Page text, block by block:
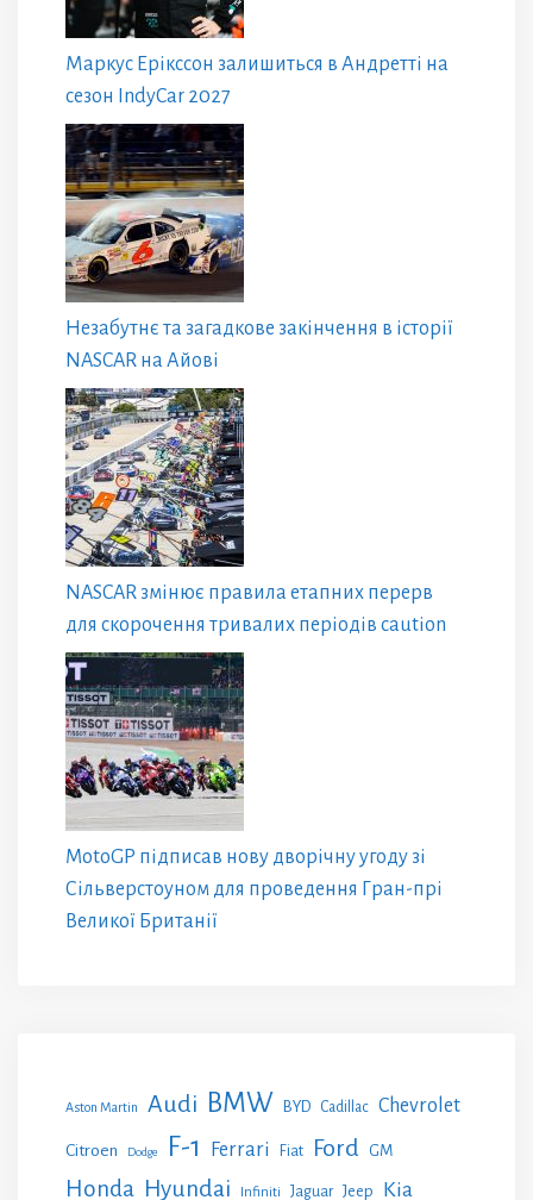
Маркус Ерікссон залишиться в Андретті на
сезон IndyCar 2027
Незабутнє та загадкове закінчення в історії
NASCAR на Айові
NASCAR змінює правила етапних перерв
для скорочення тривалих періодів caution
MotoGP підписав нову дворічну угоду зі
Сільверстоуном для проведення Гран-прі
Великої Британії
Aston Martin Audi BMW BYD Cadillac Chevrolet
Citroen Dodge F-1 Ferrari Fiat Ford GM
Honda Hyundai Infiniti Jaguar Jeep Kia